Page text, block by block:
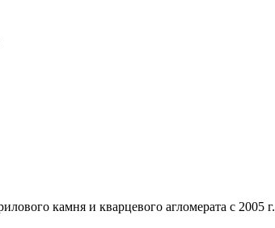
камня и кварцевого агломерата с 2005 г.